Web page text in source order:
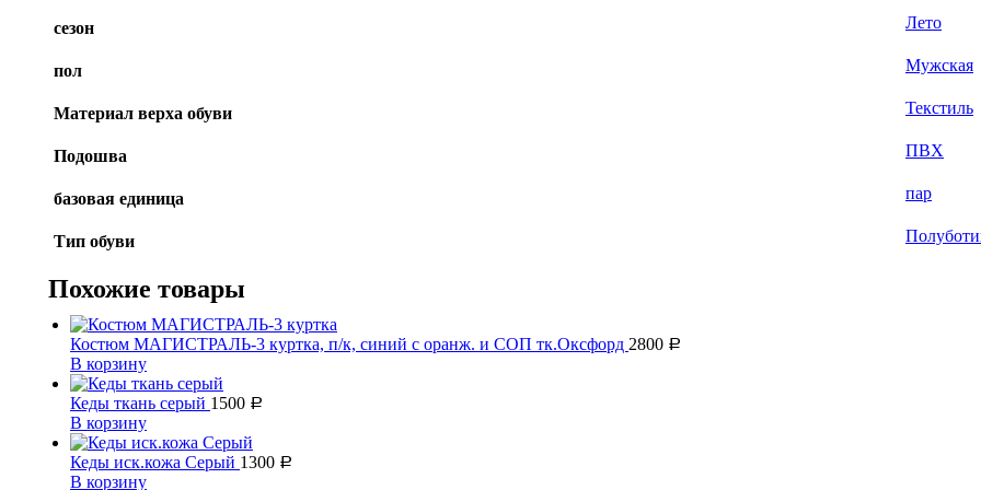
сезон Лето
пол Мужская
Материал верха обуви Текстиль
Подошва ПВХ
базовая единица пар
Тип обуви
Похожие товары
Костюм МАГИСТРАЛЬ-3 куртка, п/к, синий с оранж. и СОП тк.Оксфорд 2800 Р
В корзину
Кеды ткань серый 1500 Р
В корзину
Кеды иск.кожа Серый 1300 Р
В корзину